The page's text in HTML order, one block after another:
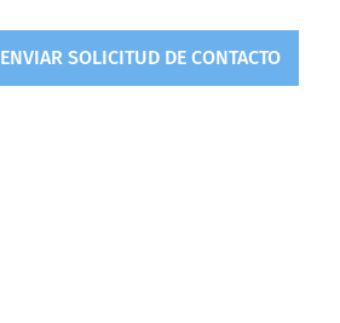
ENVIAR SOLICITUD DE CONTACTO